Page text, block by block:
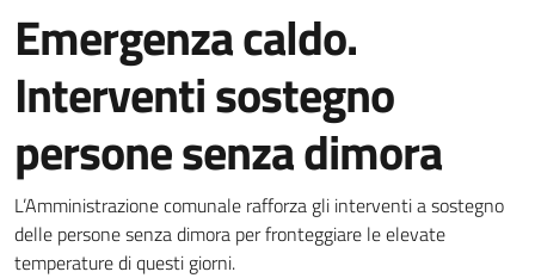
Emergenza caldo.
Interventi sostegno
persone senza dimora
Dettagli della notizia
L’Amministrazione comunale rafforza gli interventi a sostegno
delle persone senza dimora per fronteggiare le elevate
temperature di questi giorni.